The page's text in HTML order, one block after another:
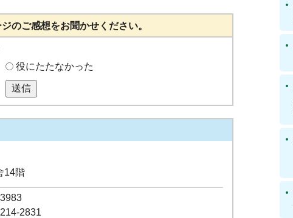
のご感想をお聞かせください。
役にたたなかった
送信
14階
2831